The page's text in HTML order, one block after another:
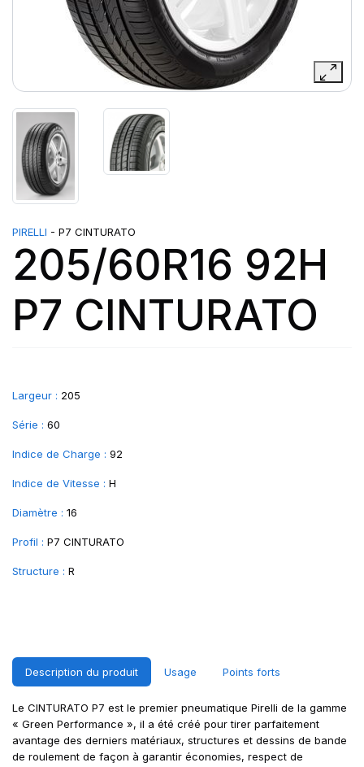
PIRELLI - P7 CINTURATO
205/60R16 92H
P7 CINTURATO
Largeur : 205
Série : 60
Indice de Charge : 92
Indice de Vitesse : H
Diamètre : 16
Profil : P7 CINTURATO
Structure : R
Description du produit Usage Points forts
Le CINTURATO P7 est le premier pneumatique Pirelli de la gamme
« Green Performance », il a été créé pour tirer parfaitement
avantage des derniers matériaux, structures et dessins de bande
de roulement de façon à garantir économies, respect de